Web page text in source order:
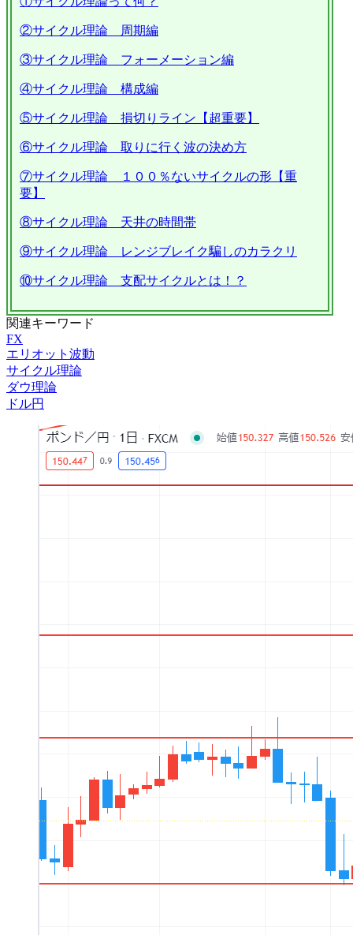
②サイクル理論 周期編
③サイクル理論 フォーメーション編
④サイクル理論 構成編
⑤サイクル理論 損切りライン【超重要】
⑥サイクル理論 取りに行く波の決め方
⑦サイクル理論 １００％ないサイクルの形【重
要】
⑧サイクル理論 天井の時間帯
⑨サイクル理論 レンジブレイク騙しのカラクリ
⑩サイクル理論 支配サイクルとは！？
関連キーワード
FX
エリオット波動
サイクル理論
ダウ理論
ドル円